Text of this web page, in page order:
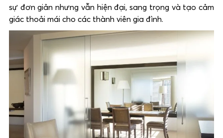
sự đơn giản nhưng vẫn hiện đại, sang trọng và tạo cảm
giác thoải mái cho các thành viên gia đình.